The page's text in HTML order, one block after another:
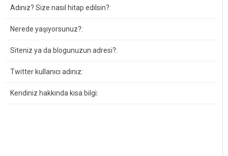
Adınız? Size nasıl hitap edilsin?:
Nerede yaşıyorsunuz?:
Siteniz ya da blogunuzun adresi?:
Twitter kullanıcı adınız:
Kendiniz hakkında kısa bilgi: